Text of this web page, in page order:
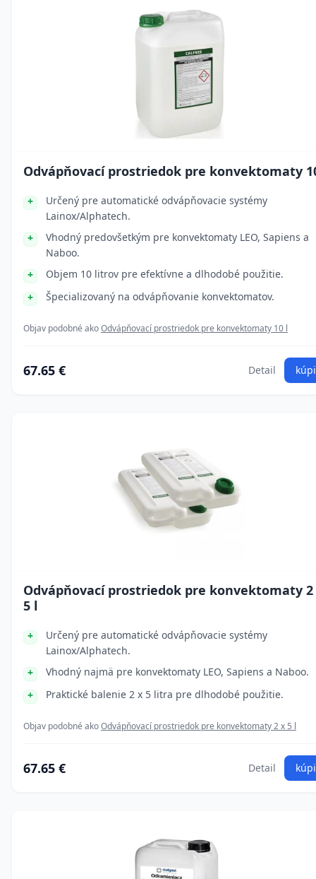
Odvápňovací prostriedok pre konvektomaty
Určený pre automatické odvápňovacie systémy
Lainox/Alphatech.
Vhodný predovšetkým pre konvektomaty LEO, Sapiens a
Naboo.
Objem 10 litrov pre efektívne a dlhodobé použitie.
Špecializovaný na odvápňovanie konvektomatov.
Objav podobné akoOdvápňovací prostriedok pre konvektomaty 10 l
67.65 € Detail
Odvápňovací prostriedok pre konvektomaty 2
5 l
Určený pre automatické odvápňovacie systémy
Lainox/Alphatech.
Vhodný najmä pre konvektomaty LEO, Sapiens a Naboo.
Praktické balenie 2 x 5 litra pre dlhodobé použitie.
Objav podobné akoOdvápňovací prostriedok pre konvektomaty 2 x 5 l
67.65 € Detail